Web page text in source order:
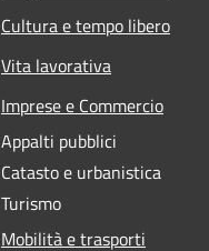
Cultura e tempo libero
Vita lavorativa
Imprese e Commercio
Appalti pubblici
Catasto e urbanistica
Turismo
Mobilità e trasporti